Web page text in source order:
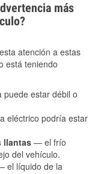
más
atención a estas
está teniendo
estar débil o
eléctrico podría estar
llantas — el frío
del vehículo.
el líquido de la